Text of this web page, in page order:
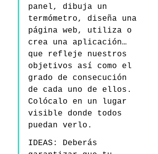
panel, dibuja un
termómetro, diseña una
página web, utiliza o
crea una aplicación…
que refleje nuestros
objetivos así como el
grado de consecución
de cada uno de ellos.
Colócalo en un lugar
visible donde todos
puedan verlo.
IDEAS: Deberás